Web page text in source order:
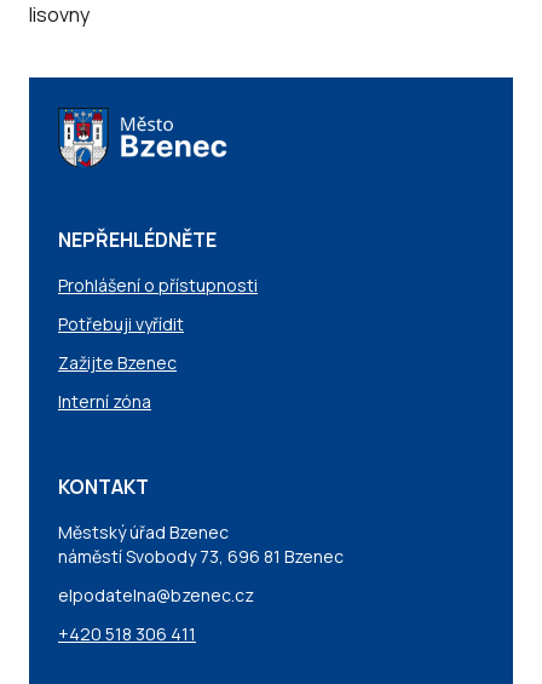
NEPŘEHLÉDNĚTE
Prohlášení o přístupnosti
Potřebuji vyřídit
Zažijte Bzenec
Interní zóna
KONTAKT
Městský úřad Bzenec
náměstí Svobody 73, 696 81 Bzenec
elpodatelna@bzenec.cz
+420 518 306 411